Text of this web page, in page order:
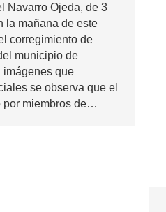
Navarro Ojeda, de 3
la mañana de este
corregimiento de
municipio de
imágenes que
se observa que el
por miembros de…